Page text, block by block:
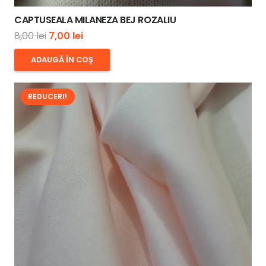
CAPTUSEALA MILANEZA BEJ ROZALIU
8,00lei Prețul
inițial
a
fost:
8,00 lei.
7,00 leiPrețul
curent
este:
7,00 lei.
ADAUGĂ ÎN COȘ
REDUCERI!